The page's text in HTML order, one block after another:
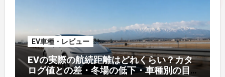
EV車種・レビュー
EVの実際の航続距離はどれくらい？カタ
ログ値との差・冬場の低下・車種別の目